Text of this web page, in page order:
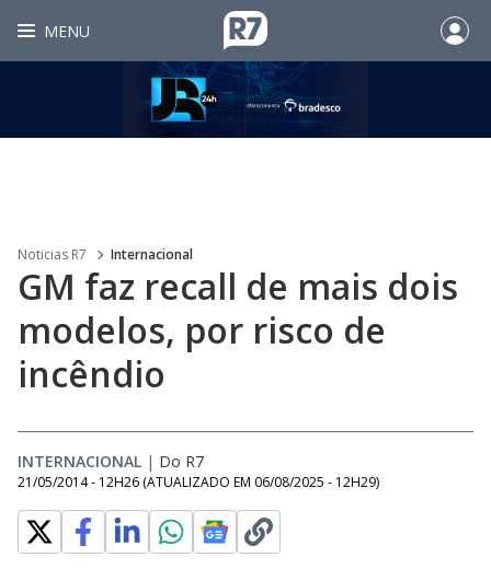
MENU
Noticias R7 Internacional
GM faz recall de mais dois
modelos, por risco de
incêndio
INTERNACIONAL | Do R7
21/05/2014 - 12H26 (ATUALIZADO EM 06/08/2025 - 12H29)